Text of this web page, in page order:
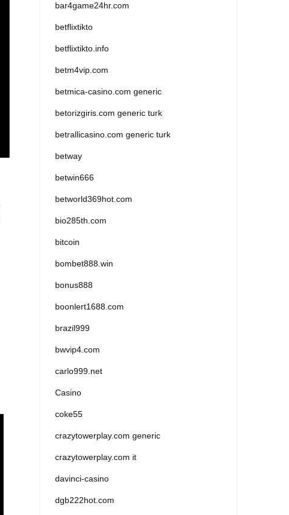
bar4game24hr.com
betflixtikto
betflixtikto.info
betm4vip.com
betmica-casino.com generic
betorizgiris.com generic turk
betrallicasino.com generic turk
betway
betwin666
betworld369hot.com
bio285th.com
bitcoin
bombet888.win
bonus888
boonlert1688.com
brazil999
bwvip4.com
carlo999.net
Casino
coke55
crazytowerplay.com generic
crazytowerplay.com it
davinci-casino
dgb222hot.com